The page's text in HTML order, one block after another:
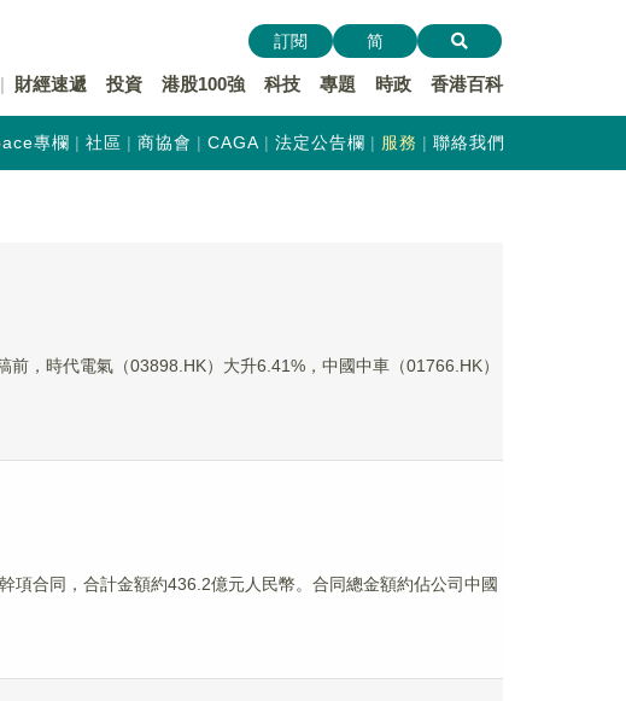
財經速遞 投資 港股100強 科技 專題 時政 香港百科
訂閱 简
專欄 社區 商協會 CAGA 法定公告欄 服務 聯絡我們
，時代電氣（03898.HK）大升6.41%，中國中車（01766.HK）
項合同，合計金額約436.2億元人民幣。合同總金額約佔公司中國